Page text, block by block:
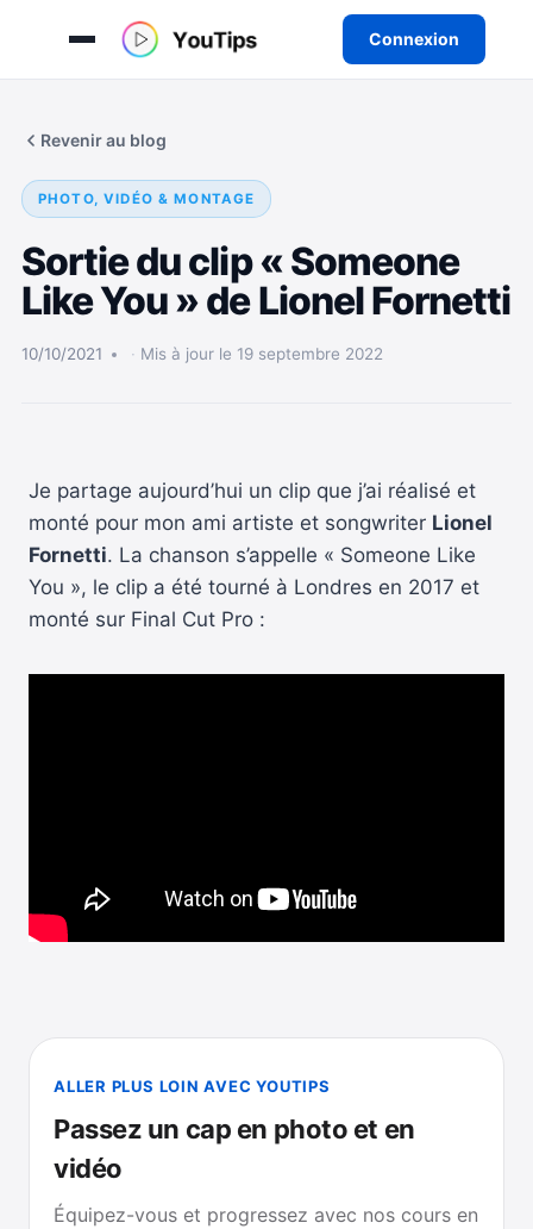
Connexion
Revenir au blog
PHOTO, VIDÉO & MONTAGE
Sortie du clip « Someone
Like You » de Lionel Fornetti
10/10/2021 Mis à jour le 19 septembre 2022
Je partage aujourd’hui un clip que j’ai réalisé et
monté pour mon ami artiste et songwriter Lionel
Fornetti. La chanson s’appelle « Someone Like
You », le clip a été tourné à Londres en 2017 et
monté sur Final Cut Pro :
ALLER PLUS LOIN AVEC YOUTIPS
Passez un cap en photo et en
vidéo
Équipez-vous et progressez avec nos cours en